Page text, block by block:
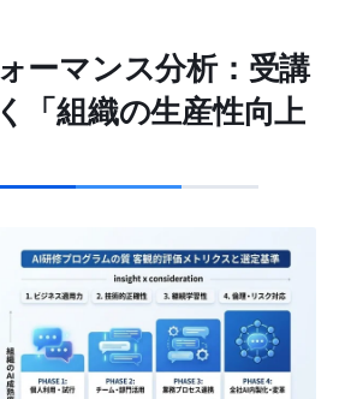
ーマンス分析：受講
「組織の生産性向上